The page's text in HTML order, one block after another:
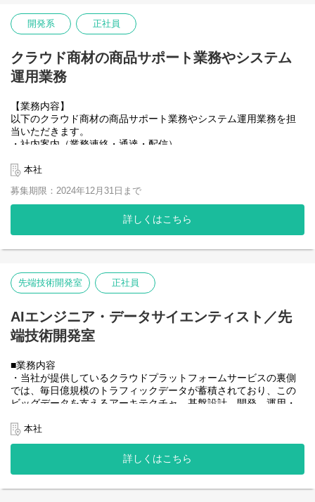
雑な課題（いわゆる「ウェットな事案」）に対し、 法的根拠とバ
ランス感覚をもって粘り強く対応できる方を求めています。
________________________________
1. 労務管理・リスク対応（最重要ミッション）
・複雑な労務トラブルへの対応（問題社員対応、ハラスメント事
案の調査・是正 等）
・懲戒処分の検討および実務対応、弁護士・産業医との連携
・労働基準監督署等の行政機関対応（臨検対応、折衝 等）
・労働組合対応（団体交渉の実務、窓口対応）
の提示
________________________________
2. ガバナンス強化・規程整備
・就業規則および各種社内規程の改定（法改正対応およびリスク
ヘッジの観点からの
見直し）
・労務監査対応および内部統制の整備
________________________________
3. 組織運営・メンバーサポート
・労務チームメンバー（実務担当者）への専門的知見に基づくア
ドバイスおよび指導
ら事案対応を行いながら、周囲を巻き込み業務を
推進していただくスタイルです。
・３６協定・就業規則改定・届出など
業務状況から担当業務にアサインさせていただき、徐々に領域
を拡張
頂きたいと考えています。
（組織人材戦略室について）
組織人材戦略室は成長戦略の実現のために必要な「人」と「組
織」のパフォーマンスの最大化を実現する戦略部門として副社長
直轄で運営しております。
【組織構成】
組織人材戦略室：1３名 ＊派遣、契約社員含む
室長：１名 → 制度、企画：4名
※当室は、経営直轄組織となり、レポートラインは取締役副社長
になります。
開発系 正社員
クラウド商材の商品サポート業務やシステム
運用業務
【業務内容】
以下のクラウド商材の商品サポート業務やシステム運用業務を担
当いただきます。
・社内案内（業務連絡・通達・配信）
・マニュアル作成（手順書の作成）
また今後は順次リリースされるクラウド商材に対する企画提案業
－クラウド商材の商品企画
－外部連携を行う際のアライアンス業務
部の定常業務を遂行する中で、自社システムやユーザー業務に対
する知見を深め、幅広い対応を行えるようになっていただきた
い。
【採用背景】
新商品のリリースに合わせて、部署の対応範囲が広がったため
【部署のミッション】
自社サービスや関連業界・業務への知見を深めていくことで、サ
ービスの企画や開発上流工程に参画可能
本社
募集期限：2024年12月31日まで
詳しくはこちら
先端技術開発室 正社員
AIエンジニア・データサイエンティスト／先
端技術開発室
■業務内容
・当社が提供しているクラウドプラットフォームサービスの裏側
では、毎日億規模のトラフィックデータが蓄積されており、この
ビッグデータを支えるアーキテクチャ、基盤設計、開発、運用・
・そのためビッグデータを蓄積するための技術的な選定やアーキ
テクチャ、データ蓄積の方法、データ処理に関するテーマに対し
て、AIや機械学習を活用したデータ分析基盤の設計や開発・運用
端技術を商用に生かす取り組みも行っています。
本社
詳しくはこちら